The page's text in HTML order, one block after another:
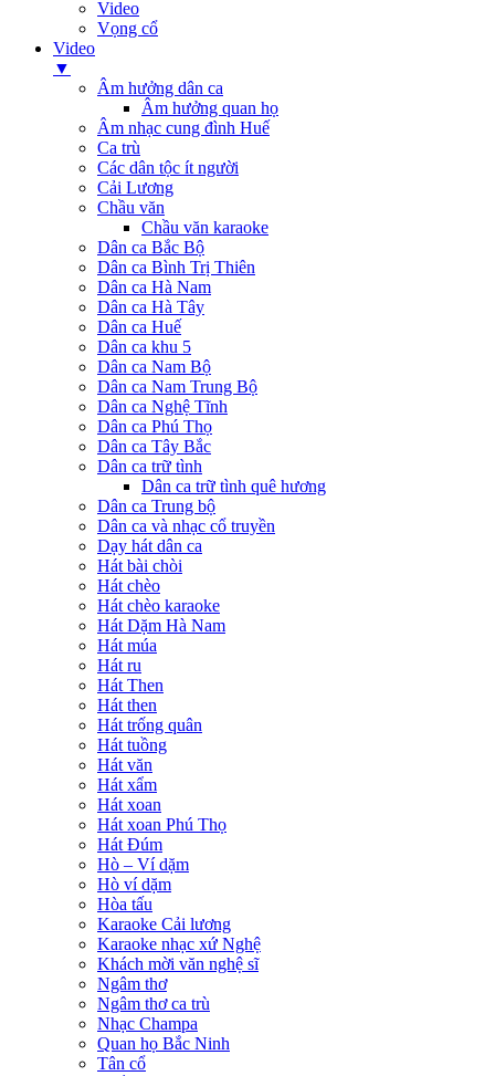
Video
Vọng cổ
Video
▼
Âm hưởng dân ca
Âm hưởng quan họ
Âm nhạc cung đình Huế
Ca trù
Các dân tộc ít người
Cải Lương
Chầu văn
Chầu văn karaoke
Dân ca Bắc Bộ
Dân ca Bình Trị Thiên
Dân ca Hà Nam
Dân ca Hà Tây
Dân ca Huế
Dân ca khu 5
Dân ca Nam Bộ
Dân ca Nam Trung Bộ
Dân ca Nghệ Tĩnh
Dân ca Phú Thọ
Dân ca Tây Bắc
Dân ca trữ tình
Dân ca trữ tình quê hương
Dân ca Trung bộ
Dân ca và nhạc cổ truyền
Dạy hát dân ca
Hát bài chòi
Hát chèo
Hát chèo karaoke
Hát Dặm Hà Nam
Hát múa
Hát ru
Hát Then
Hát then
Hát trống quân
Hát tuồng
Hát văn
Hát xẩm
Hát xoan
Hát xoan Phú Thọ
Hát Đúm
Hò – Ví dặm
Hò ví dặm
Hòa tấu
Karaoke Cải lương
Karaoke nhạc xứ Nghệ
Khách mời văn nghệ sĩ
Ngâm thơ
Ngâm thơ ca trù
Nhạc Champa
Quan họ Bắc Ninh
Tân cổ